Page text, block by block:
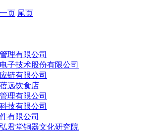
页 尾页
理有限公司
子技术股份有限公司
链有限公司
远饮食店
理有限公司
技有限公司
有限公司
君堂铜器文化研究院